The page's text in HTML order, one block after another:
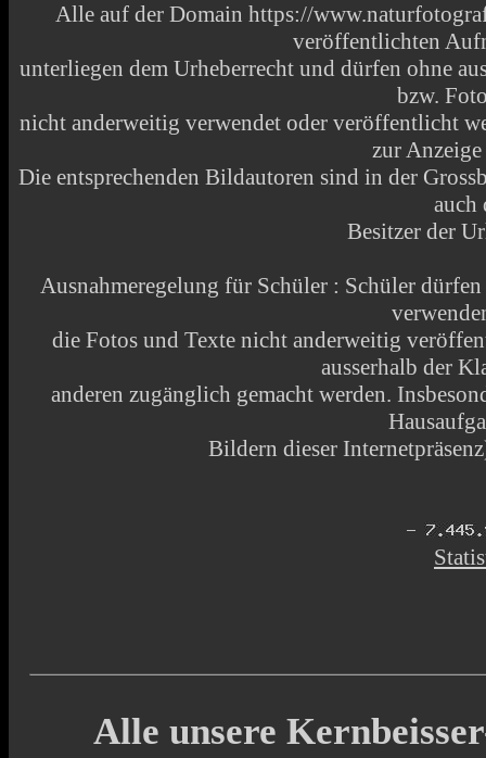
Alle auf der Domain https://
veröffentlichten
unterliegen dem Urheberrecht und dürfen ohne
bzw.
nicht anderweitig verwendet oder veröffentlicht
zur
Die entsprechenden Bildautoren sind in der
auch
Besitzer der
Ausnahmeregelung für Schüler : Schüler
die Fotos und Texte nicht anderweitig
ausserhalb der
anderen zugänglich gemacht werden.
Bildern dieser
Alle unsere